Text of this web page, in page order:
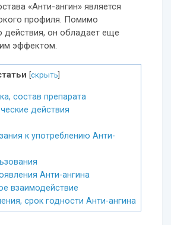
«Анти-ангин» является
профиля. Помимо
действия, он обладает еще
эффектом.
скрыть
состав препарата
действия
к употреблению Анти-
Анти-ангина
взаимодействие
срок годности Анти-ангина